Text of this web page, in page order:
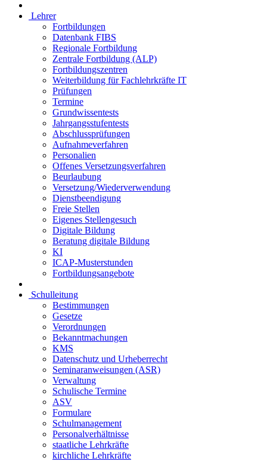
Lehrer
Fortbildungen
Datenbank FIBS
Regionale Fortbildung
Zentrale Fortbildung (ALP)
Fortbildungszentren
Weiterbildung für Fachlehrkräfte IT
Prüfungen
Termine
Grundwissentests
Jahrgangsstufentests
Abschlussprüfungen
Aufnahmeverfahren
Personalien
Offenes Versetzungsverfahren
Beurlaubung
Versetzung/Wiederverwendung
Dienstbeendigung
Freie Stellen
Eigenes Stellengesuch
Digitale Bildung
Beratung digitale Bildung
KI
ICAP-Musterstunden
Fortbildungsangebote
Schulleitung
Bestimmungen
Gesetze
Verordnungen
Bekanntmachungen
KMS
Datenschutz und Urheberrecht
Seminaranweisungen (ASR)
Verwaltung
Schulische Termine
ASV
Formulare
Schulmanagement
Personalverhältnisse
staatliche Lehrkräfte
kirchliche Lehrkräfte